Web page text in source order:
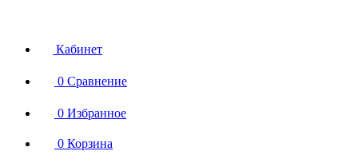
Кабинет
0 Сравнение
0 Избранное
0 Корзина